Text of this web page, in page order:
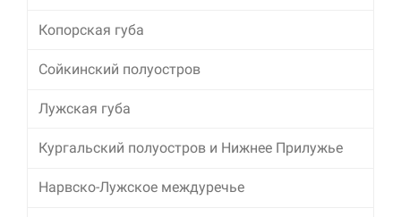
Копорская губа
Сойкинский полуостров
Лужская губа
Кургальский полуостров и Нижнее Прилужье
Нарвско-Лужское междуречье